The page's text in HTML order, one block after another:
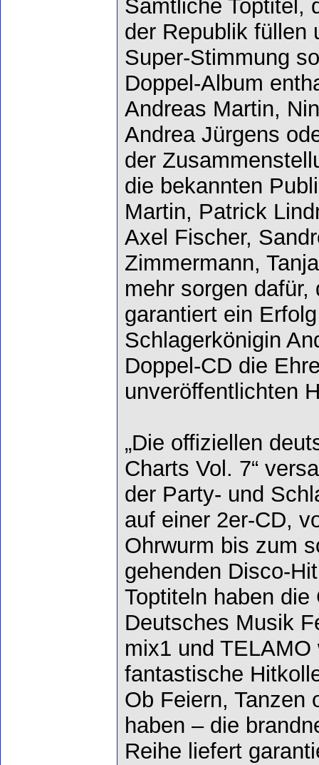
Sämtliche Toptitel,
der Republik füllen
Super-Stimmung
Doppel-Album
Andreas Martin,
Andrea Jürgens
der
die bekannten
Martin, Patrick
Axel Fischer,
Zimmermann,
mehr sorgen
garantiert ein
Schlagerkönigin
Doppel-CD die
unveröffentlichten
„Die offiziellen
Charts Vol. 7“
der Party- und
auf einer 2er-CD,
Ohrwurm bis zum
gehenden Disco-
Toptiteln haben
Deutsches Musik
mix1 und
fantastische
Ob Feiern, Tanzen
haben – die
Reihe liefert